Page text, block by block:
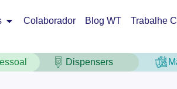
Colaborador Blog WT Trabalhe
Dispensers